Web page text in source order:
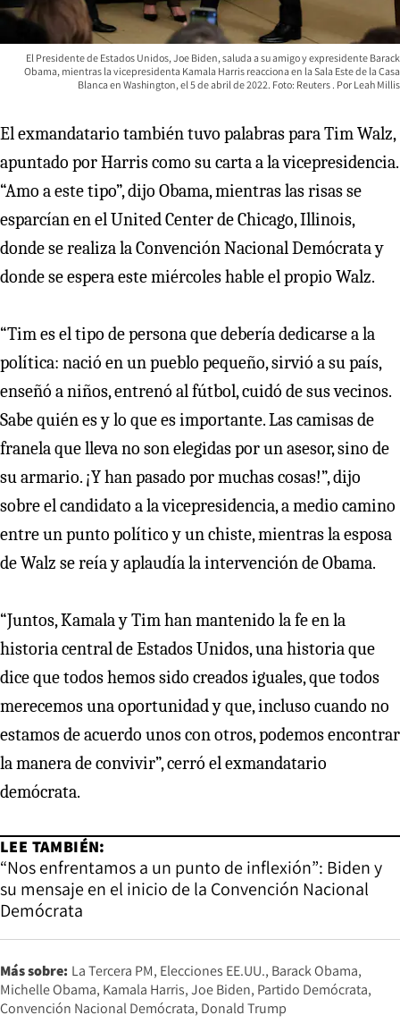
El Presidente de Estados Unidos, Joe Biden, saluda a su amigo y expresidente Barack
Obama, mientras la vicepresidenta Kamala Harris reacciona en la Sala Este de la Casa
Blanca en Washington, el 5 de abril de 2022. Foto: Reuters
Leah Millis
El exmandatario también tuvo palabras para Tim Walz,
apuntado por Harris como su carta a la vicepresidencia.
“Amo a este tipo”, dijo Obama, mientras las risas se
esparcían en el United Center de Chicago, Illinois,
donde se realiza la Convención Nacional Demócrata y
donde se espera este miércoles hable el propio Walz.
“Tim es el tipo de persona que debería dedicarse a la
política: nació en un pueblo pequeño, sirvió a su país,
enseñó a niños, entrenó al fútbol, cuidó de sus vecinos.
Sabe quién es y lo que es importante. Las camisas de
franela que lleva no son elegidas por un asesor, sino de
su armario. ¡Y han pasado por muchas cosas!”, dijo
sobre el candidato a la vicepresidencia, a medio camino
entre un punto político y un chiste, mientras la esposa
de Walz se reía y aplaudía la intervención de Obama.
“Juntos, Kamala y Tim han mantenido la fe en la
historia central de Estados Unidos, una historia que
dice que todos hemos sido creados iguales, que todos
merecemos una oportunidad y que, incluso cuando no
estamos de acuerdo unos con otros, podemos encontrar
la manera de convivir”, cerró el exmandatario
demócrata.
LEE TAMBIÉN:
“Nos enfrentamos a un punto de inflexión”: Biden y
su mensaje en el inicio de la Convención Nacional
Demócrata
Más sobre: La Tercera PM Elecciones EE.UU. Barack Obama
Michelle Obama Kamala Harris Joe Biden Partido Demócrata
Convención Nacional Demócrata Donald Trump